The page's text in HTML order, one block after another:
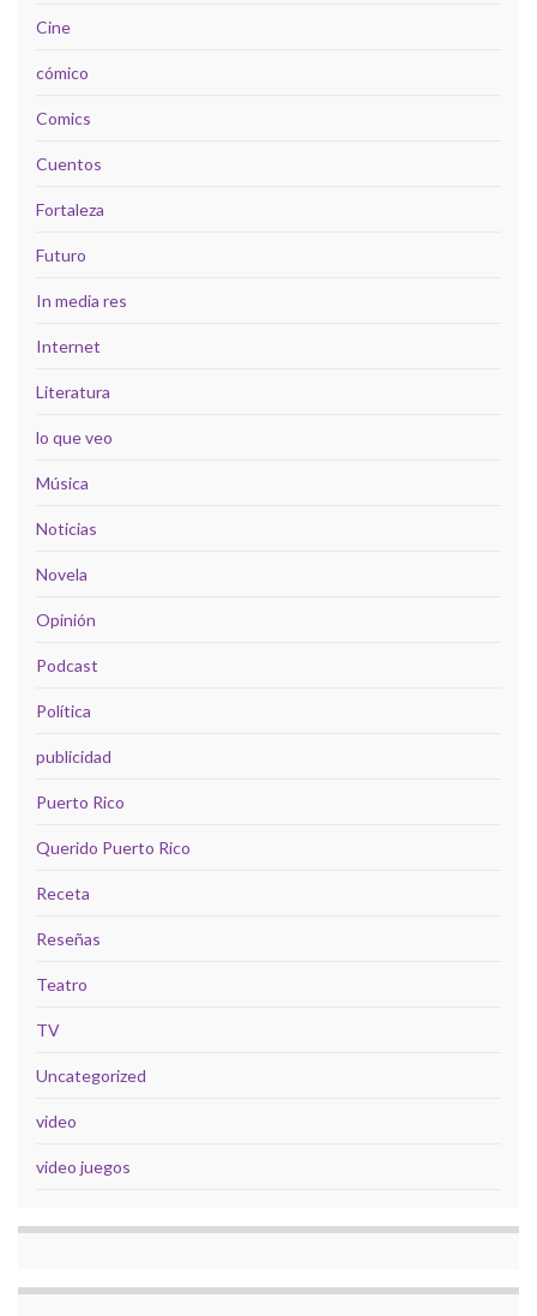
Cine
cómico
Comics
Cuentos
Fortaleza
Futuro
In media res
Internet
Literatura
lo que veo
Música
Noticias
Novela
Opinión
Podcast
Política
publicidad
Puerto Rico
Querido Puerto Rico
Receta
Reseñas
Teatro
TV
Uncategorized
video
video juegos